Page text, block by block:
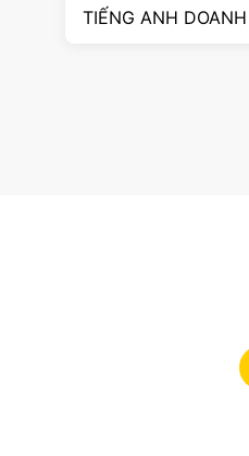
TIẾNG ANH